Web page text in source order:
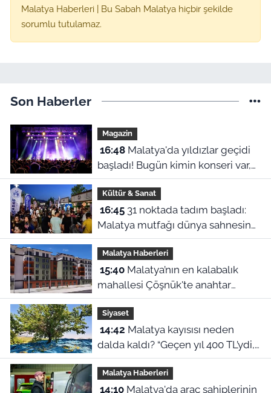
Malatya Haberleri | Bu Sabah Malatya hiçbir şekilde
sorumlu tutulamaz.
Son Haberler
Magazin
16:48Malatya'da yıldızlar geçidi
başladı! Bugün kimin konseri var,
Ceza ne zaman geliyor?
Kültür & Sanat
16:4531 noktada tadım başladı:
Malatya mutfağı dünya sahnesine
çıkıyor
Malatya Haberleri
15:40Malatya’nın en kalabalık
mahallesi Çöşnük'te anahtar
teslimi ne zaman?
Siyaset
14:42
dalda kaldı? “Geçen yıl 400 TL’ydi,
bu yıl 230 lira!”
Malatya Haberleri
14:10Malatya'da araç sahiplerinin